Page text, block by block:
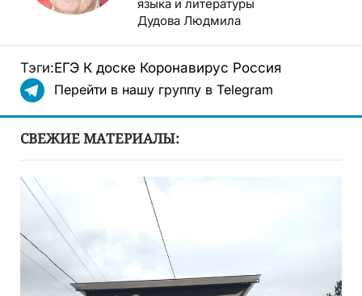
языка и литературы
Дудова Людмила
Тэги:ЕГЭ К доске Коронавирус Россия
Перейти в нашу группу в Telegram
СВЕЖИЕ МАТЕРИАЛЫ: